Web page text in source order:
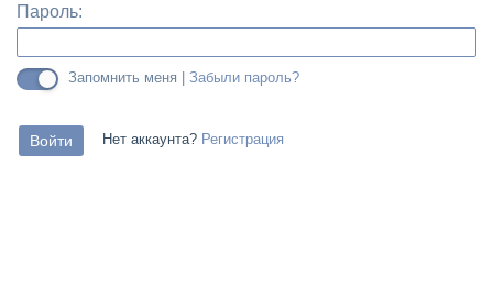
Пароль:
Запомнить меня | Забыли пароль?
Нет аккаунта? Регистрация